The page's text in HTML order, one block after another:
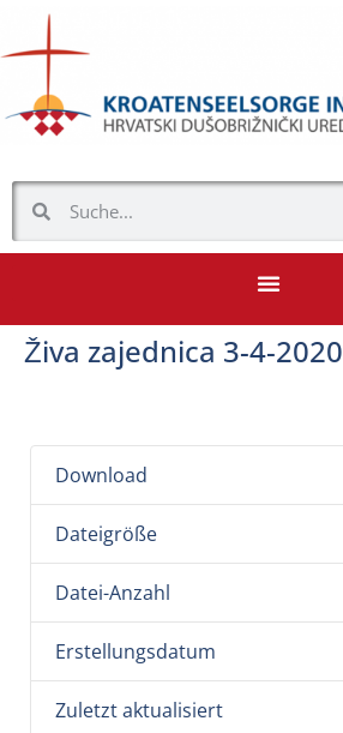
Živa zajednica 3-4-2020
Download
Dateigröße
Datei-Anzahl
Erstellungsdatum
Zuletzt aktualisiert